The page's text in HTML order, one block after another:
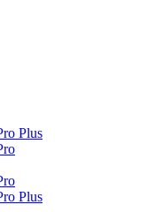
Plus
Plus